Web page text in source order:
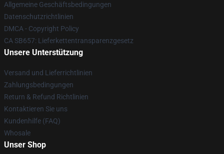
Allgemeine Geschäftsbedingungen
Datenschutzrichtlinien
DMCA - Copyright Policy
CA SB657: Lieferkettentransparenzgesetz
Unsere Unterstützung
Versand und Lieferrichtlinien
Zahlungsbedingungen
Return & Refund Richtlinien
Kontaktieren Sie uns
Kundenhilfe (FAQ)
Whosale
Unser Shop